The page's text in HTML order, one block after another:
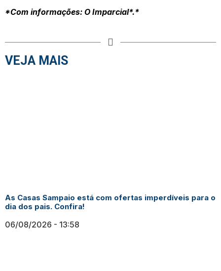
*Com informações: O Imparcial*.*
VEJA MAIS
As Casas Sampaio está com ofertas imperdíveis para o
dia dos pais. Confira!
06/08/2026 13:58